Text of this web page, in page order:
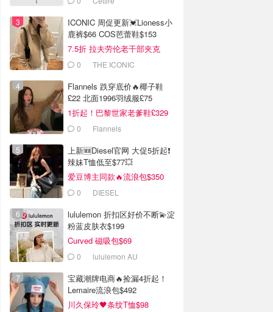
ICONIC 周促更新💓Lioness小
鹿裤$66 COS芭蕾鞋$153
7.5折 拉夫劳伦老干部夹克
$4190 THE ICONIC
Flannels 跌穿底价🔥椰子鞋
£22 北面1996羽绒服£75
1折起！巴黎世家老爹鞋£329
抢！0 Flannels
上新🆕Diesel官网 大促5折起❗️
辣妹T恤低至$77💥
爱豆博主同款🔥流浪包$350
0 DIESEL
lululemon 折扣区好价不断💫淀
粉蓝皮肤衣$199
Curved 磁吸包$69
0 lululemon AU
宝藏潮牌电商🔥捡漏4折起！
Lemaire流浪包$492
川久保玲🖤条纹T恤$98